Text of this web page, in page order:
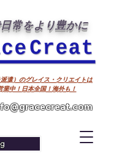
常をより豊かに
中！日本全国！海外も！
遣）のグレイス・クリエイトは